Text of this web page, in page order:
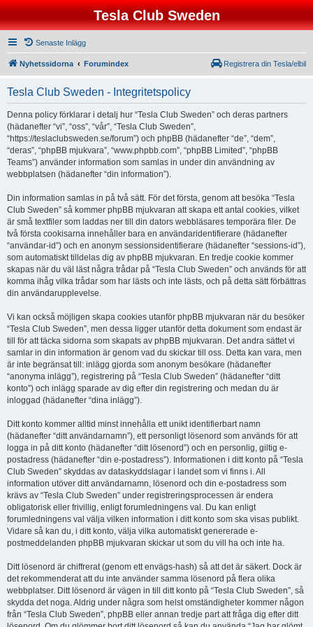
Tesla Club Sweden
Senaste Inlägg
Nyhetssidorna Forumindex Registrera din Tesla/elbil
Tesla Club Sweden - Integritetspolicy
Denna policy förklarar i detalj hur “Tesla Club Sweden” och deras partners
(hädanefter “vi”, “oss”, “vår”, “Tesla Club Sweden”,
“https://teslaclubsweden.se/forum”) och phpBB (hädanefter “de”, “dem”,
“deras”, “phpBB mjukvara”, “www.phpbb.com”, “phpBB Limited”, “phpBB
Teams”) använder information som samlas in under din användning av
webbplatsen (hädanefter “din information”).
Din information samlas in på två sätt. För det första, genom att besöka “Tesla
Club Sweden” så kommer phpBB mjukvaran att skapa ett antal cookies, vilket
är små textfiler som laddas ner till din dators webbläsares temporära filer. De
två första cookisarna innehåller bara en användaridentifierare (hädanefter
“användar-id”) och en anonym sessionsidentifierare (hädanefter “sessions-id”),
som automatiskt tilldelas dig av phpBB mjukvaran. En tredje cookie kommer
skapas när du väl läst några trådar på “Tesla Club Sweden” och används för att
komma ihåg vilka trådar som har lästs och inte lästs, och på detta sätt förbättras
din användarupplevelse.
Vi kan också möjligen skapa cookies utanför phpBB mjukvaran när du besöker
“Tesla Club Sweden”, men dessa ligger utanför detta dokument som endast är
till för att täcka sidorna som skapats av phpBB mjukvaran. Det andra sättet vi
samlar in din information är genom vad du skickar till oss. Detta kan vara, men
är inte begränsat till: inlägg gjorda som anonym besökare (hädanefter
“anonyma inlägg”), registrering på “Tesla Club Sweden” (hädanefter “ditt
konto”) och inlägg sparade av dig efter din registrering och medan du är
inloggad (hädanefter “dina inlägg”).
Ditt konto kommer alltid minst innehålla ett unikt identifierbart namn
(hädanefter “ditt användarnamn”), ett personligt lösenord som används för att
logga in på ditt konto (hädanefter “ditt lösenord”) och en personlig, giltig e-
postadress (hädanefter “din e-postadress”). Informationen i ditt konto på “Tesla
Club Sweden” skyddas av dataskyddslagar i landet som vi finns i. All
information utöver ditt användarnamn, lösenord och din e-postadress som
krävs av “Tesla Club Sweden” under registreringsprocessen är endera
obligatorisk eller frivillig, enligt forumledningens val. Du kan enligt
forumledningens val välja vilken information i ditt konto som ska visas publikt.
Vidare så kan du, i ditt konto, välja vilka automatiskt genererade e-
postmeddelanden phpBB mjukvaran skickar ut som du vill ha och inte ha.
Ditt lösenord är chiffrerat (genom ett envägs-hash) så att det är säkert. Dock är
det rekommenderat att du inte använder samma lösenord på flera olika
webbplatser. Ditt lösenord är vägen in till ditt konto på “Tesla Club Sweden”, så
skydda det noga. Aldrig under några som helst omständigheter kommer någon
från “Tesla Club Sweden”, phpBB eller annan tredje part att fråga dig efter ditt